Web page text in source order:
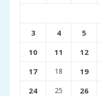
3 4 5
10 11 12
17 18 19
24 25 26